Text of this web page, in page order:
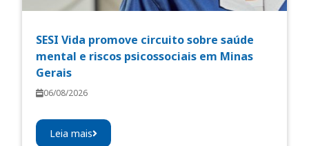
SESI Vida promove circuito sobre saúde
mental e riscos psicossociais em Minas
Gerais
06/08/2026
Leia mais